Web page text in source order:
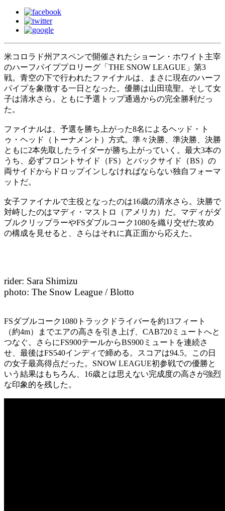
米コロラド州アスペンで開催されたショーン・ホワイト主宰
のハーフパイププロリーグ「THE SNOW LEAGUE」第3
戦。青空の下で行われたファイナルは、まさに現在のハーフ
パイプを象徴する一日となった。優勝は山田琉聖。そして女
子は清水さら。ともに予選トップ通過からの完全勝利だっ
た。
ファイナルは、予選を勝ち上がった8名によるヘッド・ト
ゥ・ヘッド（トーナメント）方式。準々決勝、準決勝、決勝
ともに2本先取したライダーが勝ち上がっていく。最大3本の
うち、必ずフロントサイド（FS）とバックサイド（BS）の
両サイドからドロップインしなければならない独自フォーマ
ットだ。
女子ファイナルで主役となったのは16歳の清水さら。決勝で
対峙したのはマディ・マストロ（アメリカ）だ。マディがダ
ブルクリップラーやFSダブルコーク1080を織り交ぜた攻め
の構成を見せると、さらはそれに真正面から応えた。
rider: Sara Shimizu
photo: The Snow League / Blotto
FSダブルコーク1080トラックドライバーを約13フィート
（約4m）までエアの高さを引き上げ、CAB720ミュートへと
つなぐ。さらにFS900テールからBS900ミュートを連続さ
せ、最後はFS540インディで締める。スコアは94.5。この日
の女子最高得点だった。SNOW LEAGUE初参戦での優勝と
いう結果はもちろん、16歳とは思えない完成度の高さが強烈
な印象的を残した。